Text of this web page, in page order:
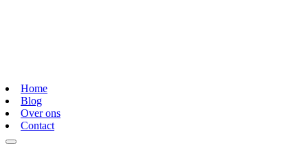
Home
Blog
Over ons
Contact